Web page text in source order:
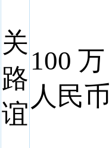
关
路
谊
100 万
人民币